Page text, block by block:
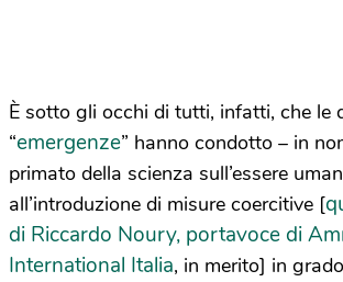
È sotto gli occhi di tutti, infatti, che le
“emergenze” hanno condotto – in
primato della scienza sull’essere
all’introduzione di misure coercitive [
di Riccardo Noury, portavoce di
International Italia, in merito] in